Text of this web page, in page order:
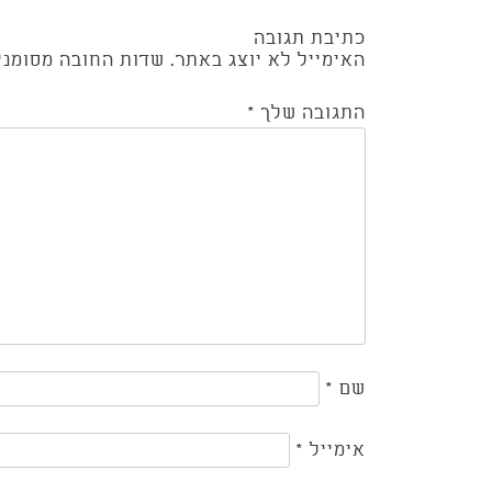
כתיבת תגובה
האימייל לא יוצג באתר. שדות החובה
התגובה שלך *
שם *
אימייל *